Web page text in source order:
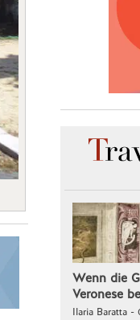
Wenn die
Veronese
Ilaria Baratta -